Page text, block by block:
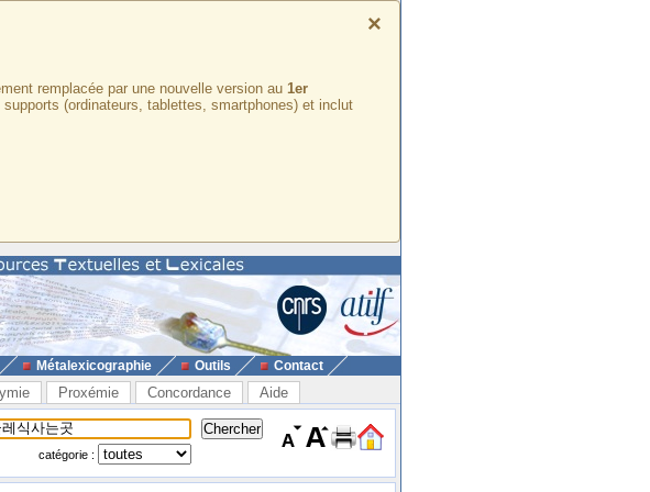
×
remplacée par une nouvelle version au 1er
(ordinateurs, tablettes, smartphones) et inclut
Métalexicographie Outils Contact
Proxémie Concordance Aide
catégorie :